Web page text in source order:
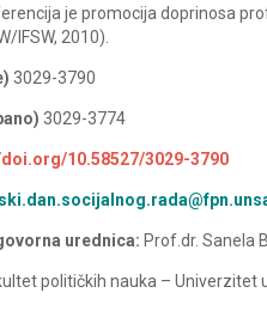
je promocija doprinosa
IFSW, 2010).
3029-3790
3029-3774
10.58527/3029-3790
urednica: Prof.dr. Sanela
političkih nauka – Univerzitet